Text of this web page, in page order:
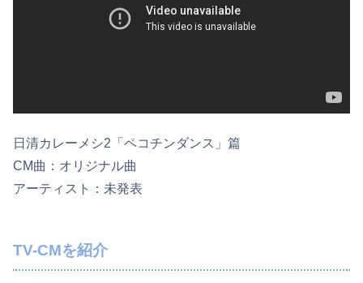
日清カレーメシ2「ペコチンダンス」篇
CM曲：オリジナル曲
アーティスト：未発表
TV-CMを紹介